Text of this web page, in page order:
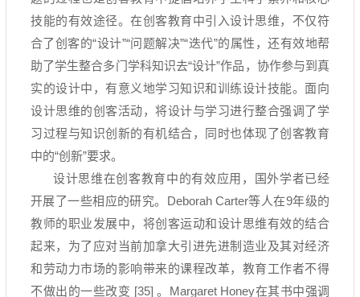
技能的有效途径。在创客教育中引入设计思维，不仅符
合了创客的“设计”“问题解决”“迭代”的属性，还有效地帮
助了学生整合多门学科知识去“设计”作品，协作参与到真
实的设计中，有意义地学习知识和训练设计技能。面向
设计思维的创客活动，将设计与学习进行整合强调了学
习过程与知识创新的有机结合，同时也体现了创客教育
中的“创新”要求。
设计思维在创客教育中的有效应用，国外学者已经
开展了一些相应的研究。 Deborah Carter等人在9年级的
教师的职业发展中，将创客运动和设计思维有效的结合
起来，为了应对当前加拿大引进先进制造业及其对经济
和劳动力市场的影响带来的课程改革，教育工作者不得
不做出的一些改变 [35] 。 Margaret Honey在其书中强调